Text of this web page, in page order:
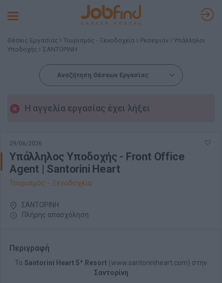
Toggle
Θέσεις Εργασίας Τουρισμός - Ξενοδοχεία
Ρεσεψιόν / Υπάλληλοι
Υποδοχής
ΣΑΝΤΟΡΙΝΗ
Αναζήτηση Θέσεων Εργασίας
Η αγγελία εργασίας έχει λήξει
29/06/2026
Υπάλληλος Υποδοχής - Front Office
Agent | Santorini Heart
Τουρισμός - Ξενοδοχεία
ΣΑΝΤΟΡΙΝΗ
Πλήρης απασχόληση
Περιγραφή
To Santorini Heart 5* Resort (www.santoriniheart.com) στην
Σαντορίνη